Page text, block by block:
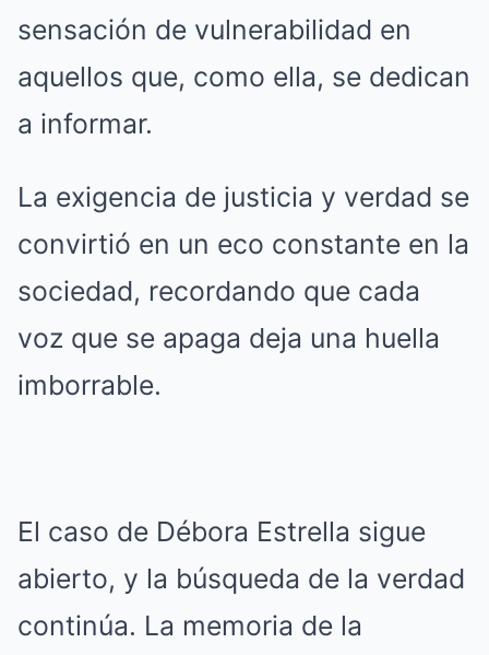
sensación de vulnerabilidad en
aquellos que, como ella, se dedican
a informar.
La exigencia de justicia y verdad se
convirtió en un eco constante en la
sociedad, recordando que cada
voz que se apaga deja una huella
imborrable.
El caso de Débora Estrella sigue
abierto, y la búsqueda de la verdad
continúa. La memoria de la